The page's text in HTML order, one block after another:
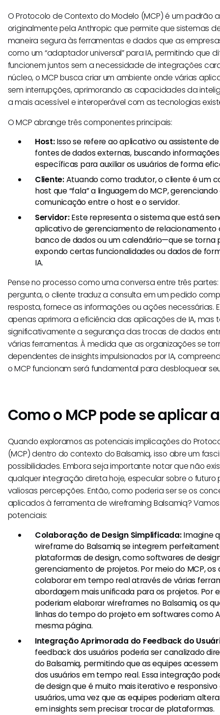
O Protocolo de Contexto do Modelo (MCP) é um padrão
originalmente pela Anthropic que permite que sistemas
maneira segura às ferramentas e dados que as
como um “adaptador universal” para IA, permitindo que
funcionem juntos sem a necessidade de integrações
núcleo, o MCP busca criar um ambiente onde várias
sem interrupções, aprimorando as capacidades da
a mais acessível e interoperável com as tecnologias
O MCP abrange três componentes principais:
Host:Isso se refere ao aplicativo ou assistente
fontes de dados externas, buscando
específicas para auxiliar os usuários de forma
Cliente:Atuando como tradutor, o cliente é um
host que “fala” a linguagem do MCP,
comunicação entre o host e o servidor.
Servidor:Este representa o sistema que está
aplicativo de gerenciamento de relacionamento
banco de dados ou um calendário—que se torna
expondo certas funcionalidades ou dados de
IA.
Pense no processo como uma conversa entre três
pergunta, o cliente traduz a consulta em um pedido
resposta, fornece as informações ou ações necessárias.
apenas aprimora a eficiência das aplicações de IA, mas
significativamente a segurança das trocas de dados
várias ferramentas. À medida que as organizações se
dependentes de insights impulsionados por IA,
o MCP funcionam será fundamental para desbloquear
Como o MCP pode se aplicar
Quando exploramos as potenciais implicações do
(MCP) dentro do contexto do Balsamiq, isso abre um
possibilidades. Embora seja importante notar que não
qualquer integração direta hoje, especular sobre o futuro
valiosas percepções. Então, como poderia ser se os
aplicados à ferramenta de wireframing Balsamiq?
potenciais:
Colaboração de Design Simplificada:Imagine
wireframe do Balsamiq se integrem
plataformas de design, como softwares de
gerenciamento de projetos. Por meio do MCP,
colaborar em tempo real através de várias
abordagem mais unificada para os projetos. Por
poderiam elaborar wireframes no Balsamiq, os
linhas do tempo do projeto em softwares como
mesma página.
Integração Aprimorada do Feedback do
feedback dos usuários poderia ser canalizado
do Balsamiq, permitindo que as equipes
dos usuários em tempo real. Essa integração
de design que é muito mais iterativo e
usuários, uma vez que as equipes poderiam
em insights sem precisar trocar de plataformas.